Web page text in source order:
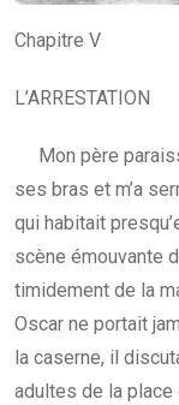
Chapitre V
L’ARRESTATION
Mon père
ses bras et m’a
qui habitait
scène émouvante
timidement de la
Oscar ne portait
la caserne, il
adultes de la place